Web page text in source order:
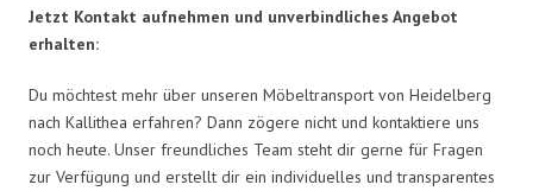
Jetzt Kontakt aufnehmen und unverbindliches Angebot
erhalten:
Du möchtest mehr über unseren Möbeltransport von Heidelberg
nach Kallithea erfahren? Dann zögere nicht und kontaktiere uns
noch heute. Unser freundliches Team steht dir gerne für Fragen
zur Verfügung und erstellt dir ein individuelles und transparentes